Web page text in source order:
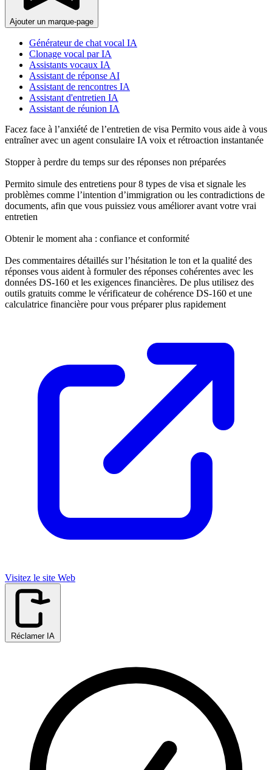
Ajouter un marque-page
Générateur de chat vocal IA
Clonage vocal par IA
Assistants vocaux IA
Assistant de réponse AI
Assistant de rencontres IA
Assistant d'entretien IA
Assistant de réunion IA
Facez face à l’anxiété de l’entretien de visa Permito vous aide à vous
entraîner avec un agent consulaire IA voix et rétroaction instantanée
Stopper à perdre du temps sur des réponses non préparées
Permito simule des entretiens pour 8 types de visa et signale les
problèmes comme l’intention d’immigration ou les contradictions de
documents, afin que vous puissiez vous améliorer avant votre vrai
entretien
Obtenir le moment aha : confiance et conformité
Des commentaires détaillés sur l’hésitation le ton et la qualité des
réponses vous aident à formuler des réponses cohérentes avec les
données DS-160 et les exigences financières. De plus utilisez des
outils gratuits comme le vérificateur de cohérence DS-160 et une
calculatrice financière pour vous préparer plus rapidement
Visitez le site Web
Réclamer IA